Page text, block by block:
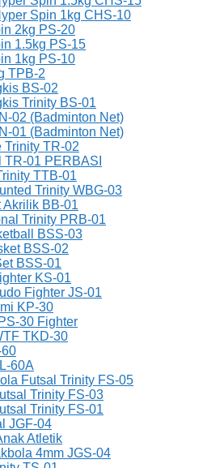
Spin 1kg CHS-10
2kg PS-20
1.5kg PS-15
1kg PS-10
TPB-2
BS-02
Trinity BS-01
02 (Badminton Net)
01 (Badminton Net)
Trinity TR-02
01 PERBASI
TTB-01
Trinity WBG-03
Akrilik BB-01
Trinity PRB-01
BSS-03
BSS-02
BSS-01
KS-01
Fighter JS-01
KP-30
30 Fighter
TKD-30
60A
Futsal Trinity FS-05
Trinity FS-03
Trinity FS-01
JGF-04
Atletik
4mm JGS-04